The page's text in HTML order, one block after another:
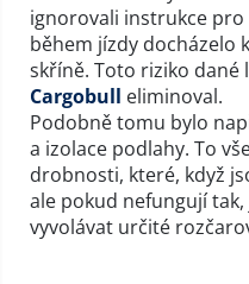
ignorovali instrukce
během jízdy docházelo
skříně. Toto riziko dané
Cargobull eliminoval.
Podobně tomu bylo
a izolace podlahy. To
drobnosti, které, když
ale pokud nefungují
vyvolávat určité